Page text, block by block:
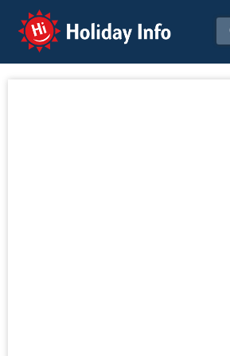
Holiday Info